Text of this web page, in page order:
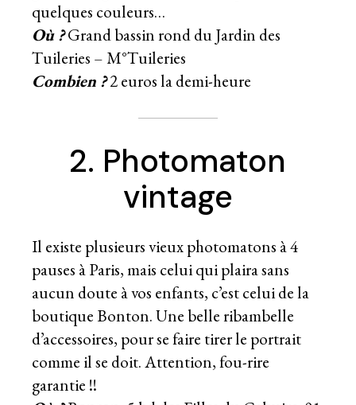
quelques couleurs…
Où ?Grand bassin rond du Jardin des
Tuileries – M°Tuileries
Combien ?2 euros la demi-heure
2. Photomaton
vintage
Il existe plusieursvieux photomatons à 4
pauses à Paris, mais celui qui plaira sans
aucun doute à vos enfants, c’est celui de la
boutique Bonton. Une belle ribambelle
d’accessoires, pour se faire tirer le portrait
comme il se doit. Attention, fou-rire
garantie !!